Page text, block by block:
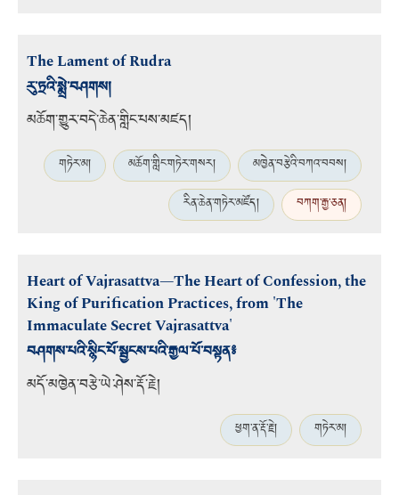
The Lament of Rudra
རུ་ཏྲའི་སྨྲེ་བཤགས།
མཆོག་གྱུར་བདེ་ཆེན་གླིང་པས་མཛད།
གཏེར་མ། མཆོག་གླིང་གཏེར་གསར།
མཁྱེན་བརྩེའི་བཀའ་བབས།
རིན་ཆེན་གཏེར་མཛོད།
བཀག་རྒྱ་ཅན།
Heart of Vajrasattva—The Heart of Confession, the
King of Purification Practices, from 'The
Immaculate Secret Vajrasattva'
བཤགས་པའི་སྙིང་པོ་སྦྱངས་པའི་རྒྱལ་པོ་བསྟན༔
མདོ་མཁྱེན་བརྩེ་ཡེ་ཤེས་རྡོ་རྗེ།
ཕྱག་ན་རྡོ་རྗེ། གཏེར་མ།